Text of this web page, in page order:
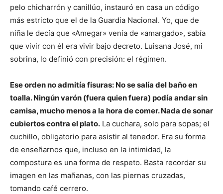
pelo chicharrón y canillúo, instauró en casa un código
más estricto que el de la Guardia Nacional. Yo, que de
niña le decía que «Amegar» venía de «amargado», sabía
que vivir con él era vivir bajo decreto. Luisana José, mi
sobrina, lo definió con precisión: el régimen.
Ese orden no admitía fisuras: No se salía del baño en
toalla. Ningún varón (fuera quien fuera) podía andar sin
camisa, mucho menos a la hora de comer. Nada de sonar
cubiertos contra el plato. La cuchara, solo para sopas; el
cuchillo, obligatorio para asistir al tenedor. Era su forma
de enseñarnos que, incluso en la intimidad, la
compostura es una forma de respeto. Basta recordar su
imagen en las mañanas, con las piernas cruzadas,
tomando café cerrero.